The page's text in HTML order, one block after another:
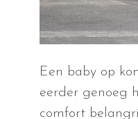
Een baby op
eerder genoeg
comfort